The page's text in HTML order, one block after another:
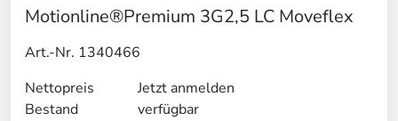
Motionline®Premium 3G2,5 LC Moveflex
Art.-Nr. 1340466
Nettopreis
Jetzt anmelden
Bestand
verfügbar